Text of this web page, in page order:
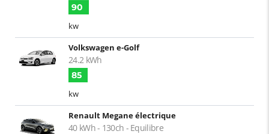
90
kw
Volkswagen e-Golf
24.2 kWh
85
kw
Renault Megane électrique
40 kWh - 130ch - Equilibre